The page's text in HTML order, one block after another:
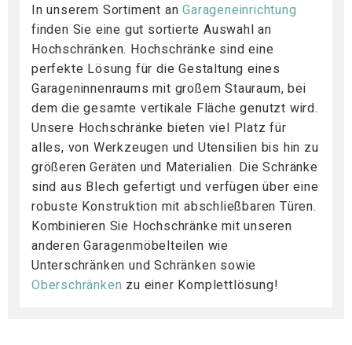
In unserem Sortiment anGarageneinrichtung
finden Sie eine gut sortierte Auswahl an
Hochschränken. Hochschränke sind eine
perfekte Lösung für die Gestaltung eines
Garageninnenraums mit großem Stauraum, bei
dem die gesamte vertikale Fläche genutzt wird.
Unsere Hochschränke bieten viel Platz für
alles, von Werkzeugen und Utensilien bis hin zu
größeren Geräten und Materialien. Die Schränke
sind aus Blech gefertigt und verfügen über eine
robuste Konstruktion mit abschließbaren Türen.
Kombinieren Sie Hochschränke mit unseren
anderen Garagenmöbelteilen wie
Unterschränken und Schränken sowie
Oberschränken zu einer Komplettlösung!